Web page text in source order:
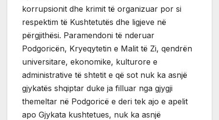
korrupsionit dhe krimit të organizuar por si
respektim të Kushtetutës dhe ligjeve në
përgjithësi. Paramendoni të nderuar
Podgoricën, Kryeqytetin e Malit të Zi, qendrën
universitare, ekonomike, kulturore e
administrative të shtetit e që sot nuk ka asnjë
gjykatës shqiptar duke ja filluar nga gjygji
themeltar në Podgoricë e deri tek ajo e apelit
apo Gjykata kushtetues, nuk ka asnjë